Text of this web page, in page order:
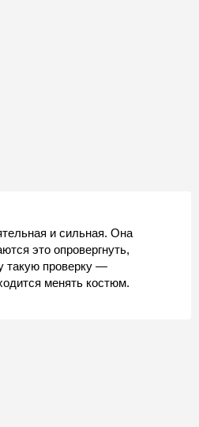
и сильная. Она
это опровергнуть,
такую проверку —
менять костюм.